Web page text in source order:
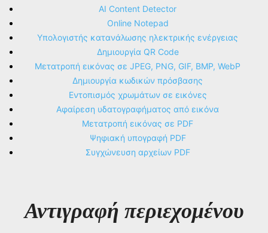
AI Content Detector
Online Notepad
Υπολογιστής κατανάλωσης ηλεκτρικής ενέργειας
Δημιουργία QR Code
Μετατροπή εικόνας σε JPEG, PNG, GIF, BMP, WebP
Δημιουργία κωδικών πρόσβασης
Εντοπισμός χρωμάτων σε εικόνες
Αφαίρεση υδατογραφήματος από εικόνα
Μετατροπή εικόνας σε PDF
Ψηφιακή υπογραφή PDF
Συγχώνευση αρχείων PDF
Αντιγραφή περιεχομένου